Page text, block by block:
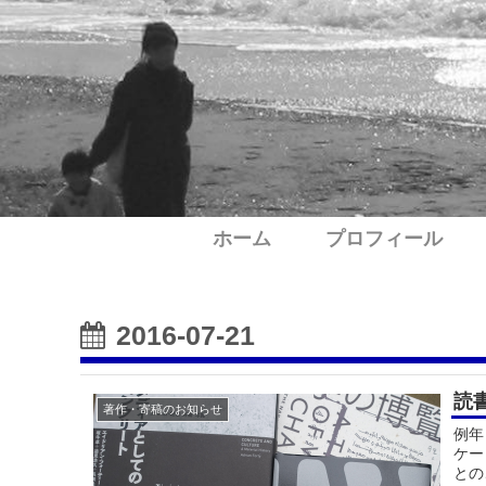
ホーム プロフィール
2016-07-21
著作・寄稿のお知らせ 読
例
ケ
と